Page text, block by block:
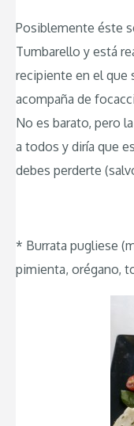
Posiblemente éste
Tumbarello y está
recipiente en el que
acompaña de
No es barato, pero
a todos y diría que
debes perderte
* Burrata pugliese
pimienta, orégano,